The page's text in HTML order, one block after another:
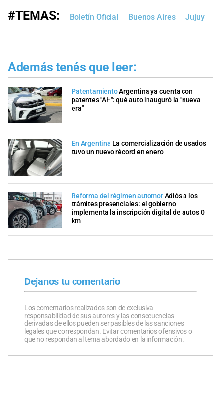
#TEMAS: Boletín Oficial Buenos Aires Jujuy
Además tenés que leer:
PatentamientoArgentina ya cuenta con
patentes "AH": qué auto inauguró la "nueva
era"
En Argentina La comercialización de usados
tuvo un nuevo récord en enero
Reforma del régimen automorAdiós a los
trámites presenciales: el gobierno
implementa la inscripción digital de autos 0
km
Dejanos tu comentario
Los comentarios realizados son de exclusiva
responsabilidad de sus autores y las consecuencias
derivadas de ellos pueden ser pasibles de las sanciones
legales que correspondan. Evitar comentarios ofensivos o
que no respondan al tema abordado en la información.